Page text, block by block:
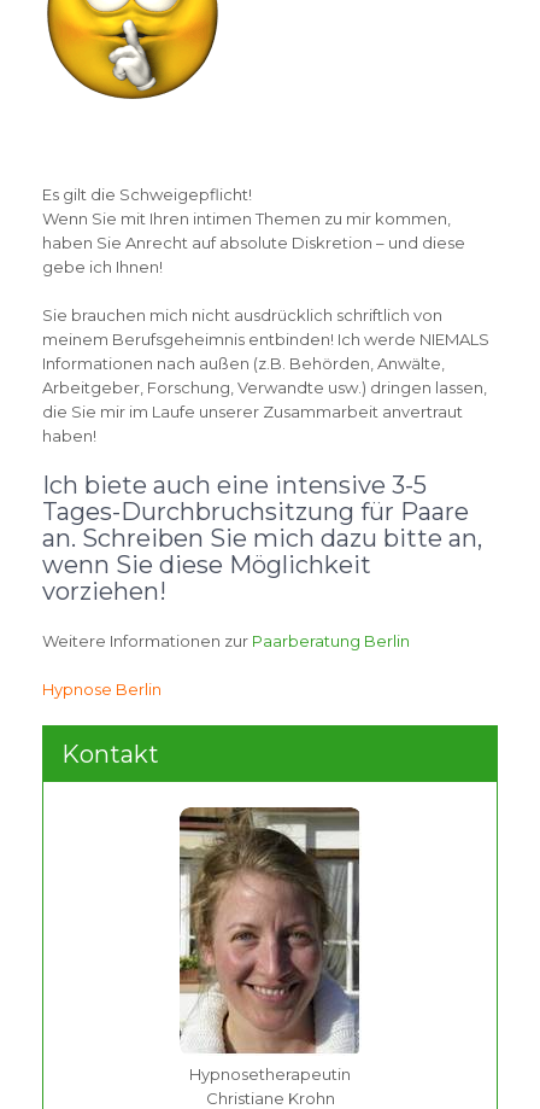
Es gilt die Schweigepflicht!
Wenn Sie mit Ihren intimen Themen zu mir kommen,
haben Sie Anrecht auf absolute Diskretion – und diese
gebe ich Ihnen!
Sie brauchen mich nicht ausdrücklich schriftlich von
meinem Berufsgeheimnis entbinden! Ich werde NIEMALS
Informationen nach außen (z.B. Behörden, Anwälte,
Arbeitgeber, Forschung, Verwandte usw.) dringen lassen,
die Sie mir im Laufe unserer Zusammarbeit anvertraut
haben!
Ich biete auch eine intensive 3-5
Tages-Durchbruchsitzung für Paare
an. Schreiben Sie mich dazu bitte an,
wenn Sie diese Möglichkeit
vorziehen!
Weitere Informationen zur Paarberatung Berlin
Hypnose Berlin
Kontakt
Hypnosetherapeutin
Christiane Krohn